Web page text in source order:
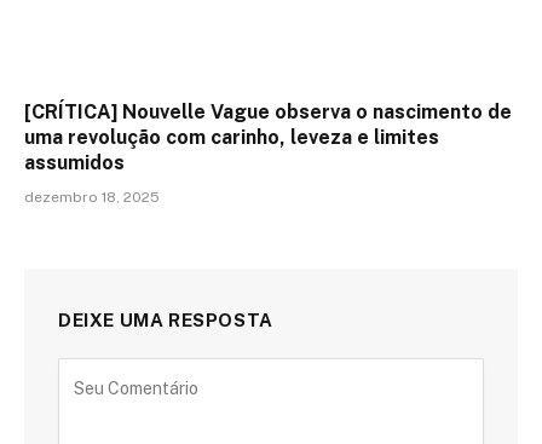
[CRÍTICA] Nouvelle Vague observa o nascimento de
uma revolução com carinho, leveza e limites
assumidos
dezembro 18, 2025
DEIXE UMA RESPOSTA